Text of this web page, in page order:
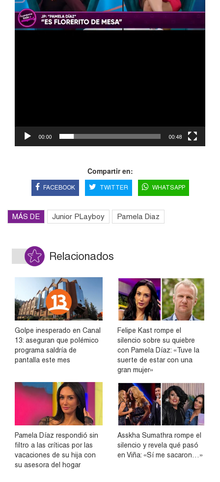
00:00 00:48
Compartir en:
FACEBOOK TWITTER WHATSAPP
MÁS DE Junior PLayboy Pamela Diaz
Relacionados
Golpe inesperado en Canal
13: aseguran que polémico
programa saldría de
pantalla este mes
Felipe Kast rompe el
silencio sobre su quiebre
con Pamela Díaz: «Tuve la
suerte de estar con una
gran mujer»
Pamela Díaz respondió sin
filtro a las críticas por las
vacaciones de su hija con
su asesora del hogar
Asskha Sumathra rompe el
silencio y revela qué pasó
en Viña: «Sí me sacaron…»